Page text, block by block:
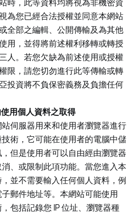
時，此等資料均將視為非機密資
為您已經合法授權並同意本網站
全部之編輯、公開傳輸及為其他
用，並得將前述權利移轉或轉授
人。若您欠缺為前述使用或授權
限，請您切勿進行此等傳輸或轉
投資將不負保密義務及負擔任何
用個人資料之取得
伺服器用來和使用者瀏覽器進行
術，它可能在使用者的電腦中儲
但是使用者可以自由經由瀏覽器
、或限制此項功能。當您進入本
並不需要輸入任何個人資料，例
郵件地址等。本網站可能使用
包括記錄您 IP 位址、瀏覽器種